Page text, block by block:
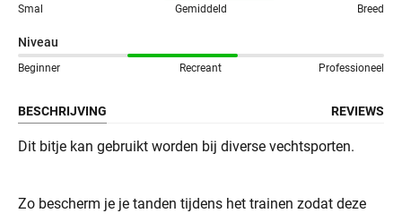
Smal Gemiddeld Breed
Niveau
Beginner Recreant Professioneel
BESCHRIJVING REVIEWS
Dit bitje kan gebruikt worden bij diverse vechtsporten.
Zo bescherm je je tanden tijdens het trainen zodat deze